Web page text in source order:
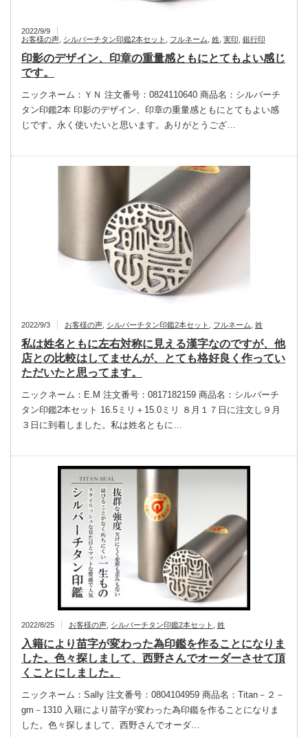
2022/9/9
お客様の声 シルバーチタン印鑑2本セット フルネーム 姓 実印 銀行印
印影のデザイン、印章の重量感ともにとてもよい感じ
です。
ニックネーム：ＹＮ 注文番号：0824110640 商品名：シルバーチ
タン印鑑2本 印影のデザイン、印章の重量感ともにとてもよい感
じです。永く使いたいと思います。ありがとうござ…
2022/9/3 お客様の声 シルバーチタン印鑑2本セット フルネーム 姓
私は姓名ともに左右対称に見える漢字なのですが、他
店との比較はしてませんが、とても格好良く作ってい
ただいたと思ってます。
ニックネーム：E.M 注文番号：0817182159 商品名：シルバーチ
タン印鑑2本セット 16.5ミリ＋15.0ミリ ８月１７日に注文し９月
３日に到着しました。私は姓名ともに…
2022/8/25 お客様の声 シルバーチタン印鑑2本セット 姓
入籍により苗字が変わった為印鑑を作ることになりま
した。色々探しまして、西野さんでオーダーさせて頂
くことにしました。
ニックネーム：Sally 注文番号：0804104959 商品名：Titan－２－
gm－1310 入籍により苗字が変わった為印鑑を作ることになりま
した。色々探しまして、西野さんでオーダ…